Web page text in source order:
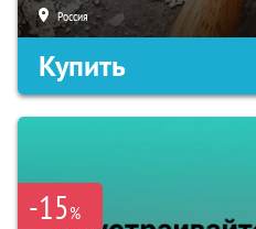
Россия
Купить
-15%